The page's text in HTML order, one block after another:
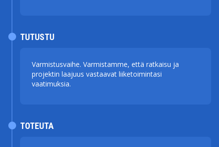
Varmistusvaihe. Varmistamme, että ratkaisu ja
projektin laajuus vastaavat liiketoimintasi
vaatimuksia.
TUTUSTU
TOTEUTA